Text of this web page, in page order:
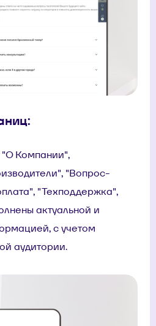
"О Компании",
"Вопрос-
"Техподдержка",
актуальной и
с учетом
аудитории.